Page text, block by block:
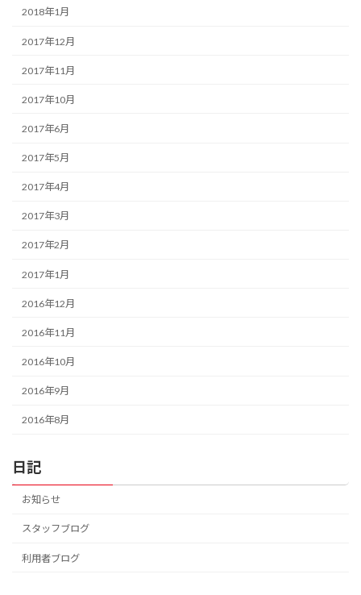
2018年1月
2017年12月
2017年11月
2017年10月
2017年6月
2017年5月
2017年4月
2017年3月
2017年2月
2017年1月
2016年12月
2016年11月
2016年10月
2016年9月
2016年8月
日記
お知らせ
スタッフブログ
利用者ブログ